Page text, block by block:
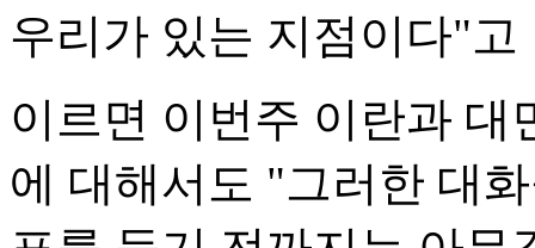
우리가 있는 지점이다"고
이르면 이번주 이란과 대
에 대해서도 "그러한 대